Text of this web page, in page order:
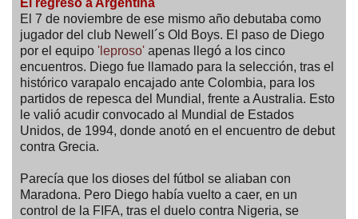
El regreso a Argentina
El 7 de noviembre de ese mismo año debutaba como
jugador del club Newell´s Old Boys. El paso de Diego
por el equipo 'leproso' apenas llegó a los cinco
encuentros. Diego fue llamado para la selección, tras el
histórico varapalo encajado ante Colombia, para los
partidos de repesca del Mundial, frente a Australia. Esto
le valió acudir convocado al Mundial de Estados
Unidos, de 1994, donde anotó en el encuentro de debut
contra Grecia.
Parecía que los dioses del fútbol se aliaban con
Maradona. Pero Diego había vuelto a caer, en un
control de la FIFA, tras el duelo contra Nigeria, se